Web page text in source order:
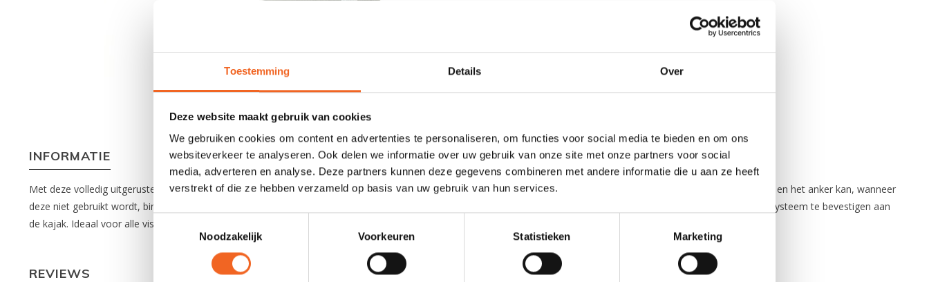
Toestemming Details Over
Deze website maakt gebruik van cookies
We gebruiken cookies om content en advertenties te personaliseren, om functies voor social media te bieden en om ons
websiteverkeer te analyseren. Ook delen we informatie over uw gebruik van onze site met onze partners voor social
media, adverteren en analyse. Deze partners kunnen deze gegevens combineren met andere informatie die u aan ze heeft
verstrekt of die ze hebben verzameld op basis van uw gebruik van hun services.
Toestemmingsselectie
Noodzakelijk
Voorkeuren Statistieken Marketing
INFORMATIE
Met deze volledig uitgeruste anker set van Old Town kan de kajak midden op het water stil gelegd worden. Het ophalen en laten zakken van het anker gaat eenvoudig en het anker kan, wanneer
deze niet gebruikt wordt, binnengehaald worden in de kuip. Het anker heeft een gewicht van 700 gram en is inclusief al het bevestigingsmateriaal wat nodig is om het systeem te bevestigen aan
de kajak. Ideaal voor alle vissers!
REVIEWS